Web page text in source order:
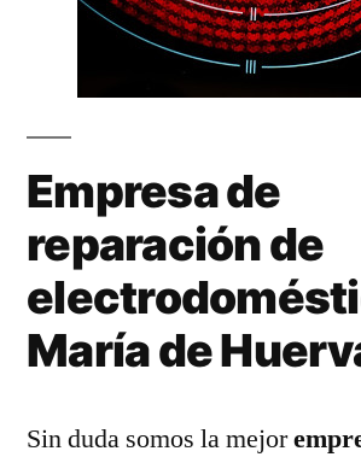
Empresa de
reparación de
María de
Sin duda somos la mejor